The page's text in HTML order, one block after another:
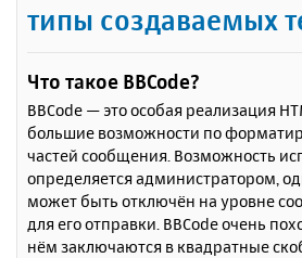
типы создаваемых
Что такое BBCode?
BBCode — это особая реализация
большие возможности по
частей сообщения. Возможность
определяется администратором,
может быть отключён на уровне
для его отправки. BBCode очень
нём заключаются в квадратные